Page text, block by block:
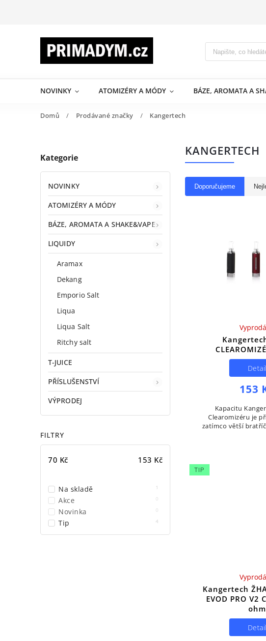
NOVINKY ATOMIZÉRY A MÓDY BÁZE, AROMATA A
Domů / Prodávané značky / Kangertech
Kategorie
NOVINKY
ATOMIZÉRY A MÓDY
BÁZE, AROMATA A SHAKE&VAPE
LIQUIDY
Aramax
Dekang
Emporio Salt
Liqua
Liqua Salt
Ritchy salt
T-JUICE
PŘÍSLUŠENSTVÍ
VÝPRODEJ
FILTRY
70 Kč 153 Kč
Na skladě 1
Akce 0
Novinka 0
Tip 4
KANGERTECH
Doporučujeme
153
Detail
Kapacitu Kanger
Clearomizéru je
zatímco větší
TIP
Kangertech
EVOD PRO V2
ohm
Detail